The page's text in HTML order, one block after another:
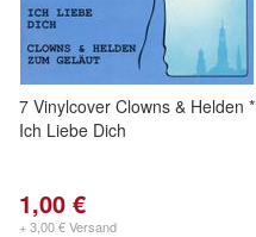
7 Vinylcover Clowns & Helden *
Ich Liebe Dich
1,00 €
+ 3,00 € Versand